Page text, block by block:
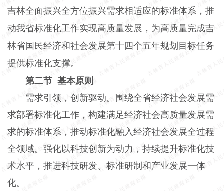
吉林全面振兴全方位振兴需求相适应的标准体系，推
动我省标准化工作实现高质量发展，为高质量完成吉
林省国民经济和社会发展第十四个五年规划目标任务
提供标准化支撑。
第二节 基本原则
需求引领，创新驱动。围绕全省经济社会发展需
求部署标准化工作，构建满足经济社会高质量发展需
求的标准体系，推动标准化融入经济社会发展全过程
全领域。强化以科技创新为动力，持续提升标准化技
术水平，推进科技研发、标准研制和产业发展一体
化。